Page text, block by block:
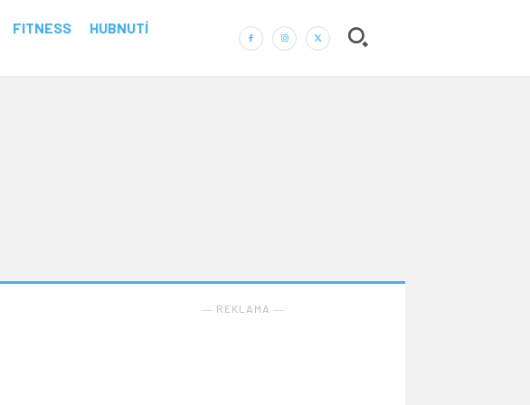
Náš web nabízí komplexní informace a rady pro
různých onemocněních, přínosné zdravotní praktiky,
FITNESS
HUBNUTÍ
― REKLAMA ―